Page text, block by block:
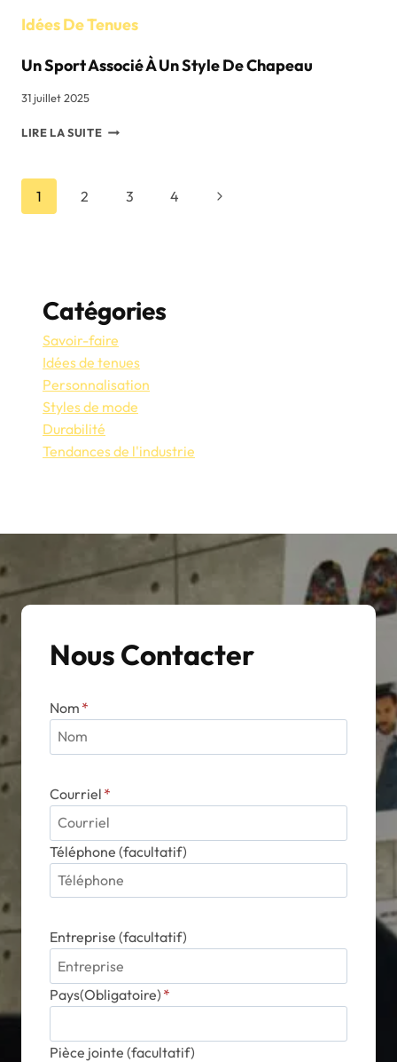
Idées De Tenues
Un Sport Associé À Un Style De Chapeau
31 juillet 2025
LIRE LA SUITEUN
Navigation
1 2 3 4
Page
Catégories
Savoir-faire
Idées de tenues
Personnalisation
Styles de mode
Durabilité
Tendances de l'industrie
Nous Contacter
Nom *
Courriel *
Téléphone (facultatif)
Entreprise (facultatif)
Pays(Obligatoire) *
Pièce jointe (facultatif)